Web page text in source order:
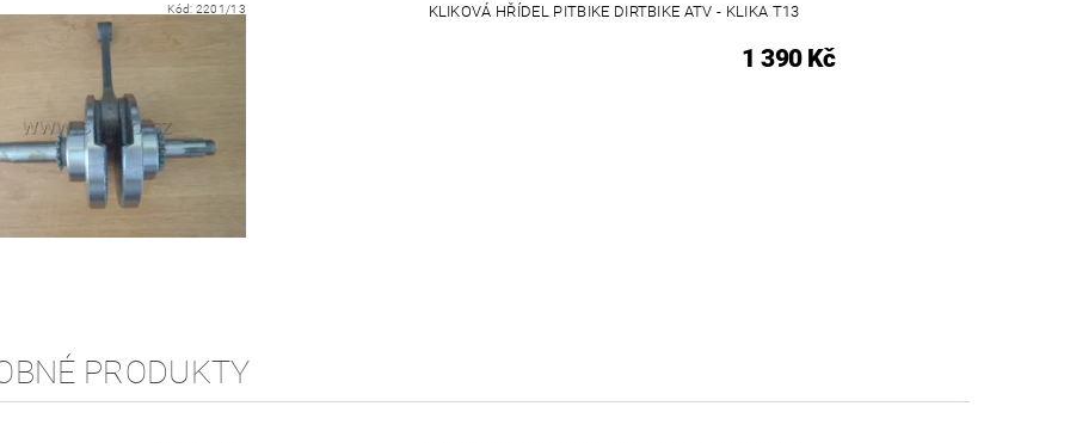
Kód: 2201/13 KLIKOVÁ HŘÍDEL PITBIKE DIRTBIKE ATV - KLIKA T13
1 390 Kč
PRODUKTY